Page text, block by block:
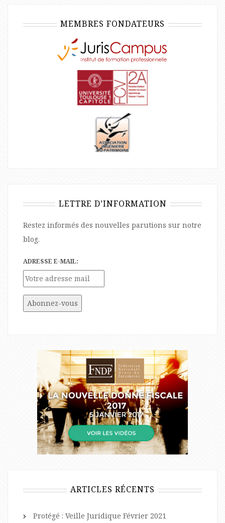
MEMBRES FONDATEURS
LETTRE D’INFORMATION
Restez informés des nouvelles parutions sur notre
blog.
ADRESSE E-MAIL:
ARTICLES RÉCENTS
Protégé : Veille Juridique Février 2021